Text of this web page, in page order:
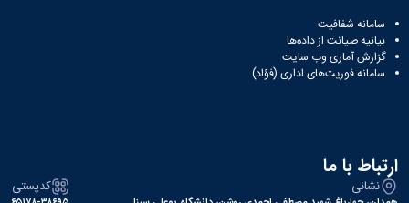
سامانه شفافیت
بیانیه صیانت از داده‌ها
گزارش آماری وب‌ سایت
سامانه فوریت‌های اداری (فؤاد)
ارتباط با ما
نشانی کدپستی